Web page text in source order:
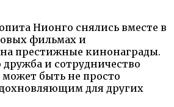
Нионго снялись вместе в
фильмах и
престижные кинонаграды.
дружба и сотрудничество
быть не просто
для других